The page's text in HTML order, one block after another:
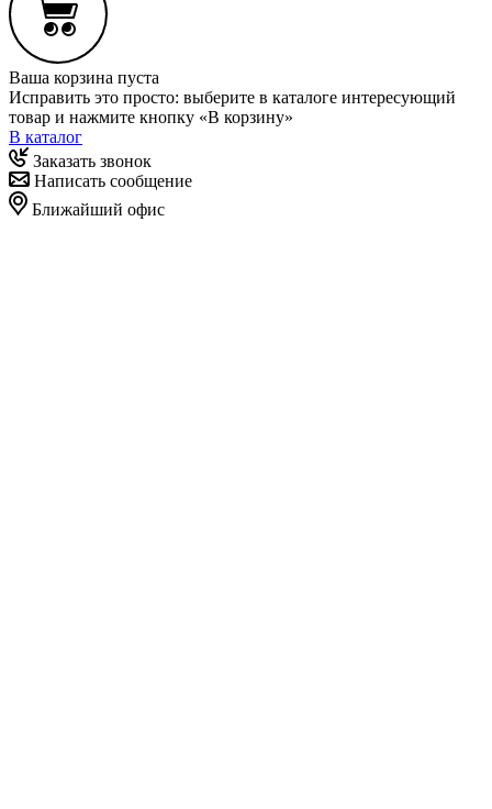
Ваша корзина пуста
Исправить это просто: выберите в каталоге интересующий
товар и нажмите кнопку «В корзину»
В каталог
Заказать звонок
Написать сообщение
Ближайший офис